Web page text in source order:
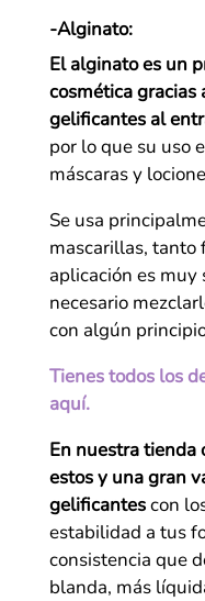
-Alginato:
El alginato es un
cosmética gracias
gelificantes al
por lo que su uso
máscaras y
Se usa
mascarillas, tanto
aplicación es muy
necesario
con algún
Tienes todos los
aquí.
En nuestra tienda
estos y una gran
gelificantescon
estabilidad a tus
consistencia que
blanda, más